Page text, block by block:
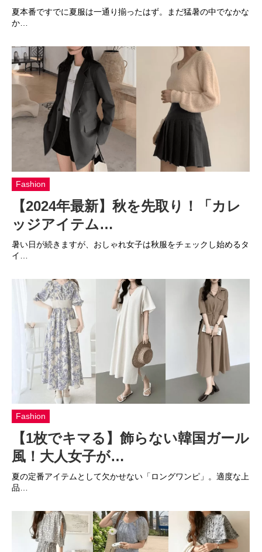
夏本番ですでに夏服は一通り揃ったはず。まだ猛暑の中でなかな
か…
Fashion
【2024年最新】秋を先取り！「カレ
ッジアイテム…
暑い日が続きますが、おしゃれ女子は秋服をチェックし始めるタ
イ…
Fashion
【1枚でキマる】飾らない韓国ガール
風！大人女子が…
夏の定番アイテムとして欠かせない「ロングワンピ」。適度な上
品…